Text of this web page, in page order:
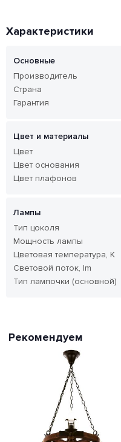
Характеристики
Основные
Производитель
Страна
Гарантия
Цвет и материалы
Цвет
Цвет основания
Цвет плафонов
Лампы
Тип цоколя
Мощность лампы
Цветовая температура, K
Световой поток, lm
Тип лампочки (основной)
Рекомендуем